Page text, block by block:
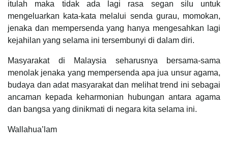
itulah maka tidak ada lagi rasa segan silu untuk
mengeluarkan kata-kata melalui senda gurau, momokan,
jenaka dan mempersenda yang hanya mengesahkan lagi
kejahilan yang selama ini tersembunyi di dalam diri.
Masyarakat di Malaysia seharusnya bersama-sama
menolak jenaka yang mempersenda apa jua unsur agama,
budaya dan adat masyarakat dan melihat trend ini sebagai
ancaman kepada keharmonian hubungan antara agama
dan bangsa yang dinikmati di negara kita selama ini.
Wallahua’lam